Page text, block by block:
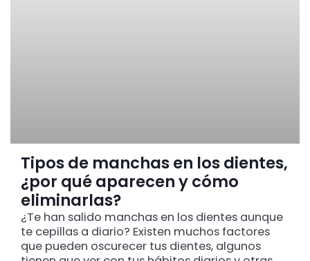
Tipos de manchas en los dientes,
¿por qué aparecen y cómo
eliminarlas?
¿Te han salido manchas en los dientes aunque
te cepillas a diario? Existen muchos factores
que pueden oscurecer tus dientes, algunos